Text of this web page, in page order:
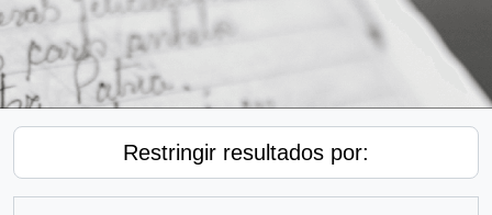
Restringir resultados por: